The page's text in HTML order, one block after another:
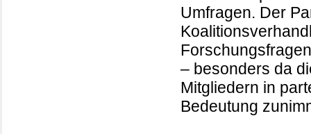
Umfragen. Der
– besonders da
Mitgliedern in
Bedeutung